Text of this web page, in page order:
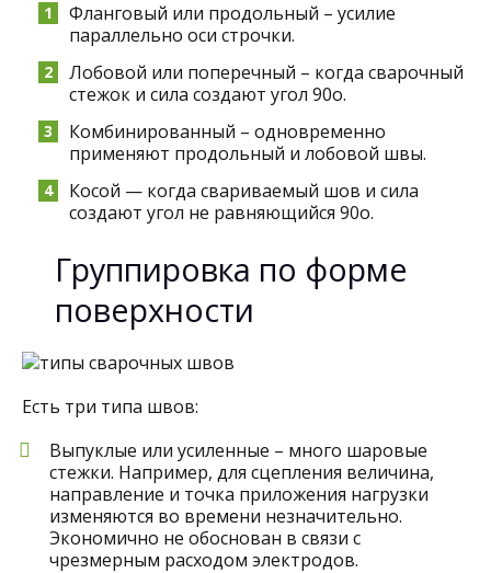
Фланговый или продольный – усилие
параллельно оси строчки.
Лобовой или поперечный – когда сварочный
стежок и сила создают угол 90о.
Комбинированный – одновременно
применяют продольный и лобовой швы.
Косой — когда свариваемый шов и сила
создают угол не равняющийся 90о.
Группировка по форме
поверхности
Есть три типа швов:
Выпуклые или усиленные – много шаровые
стежки. Например, для сцепления величина,
направление и точка приложения нагрузки
изменяются во времени незначительно.
Экономично не обоснован в связи с
чрезмерным расходом электродов.